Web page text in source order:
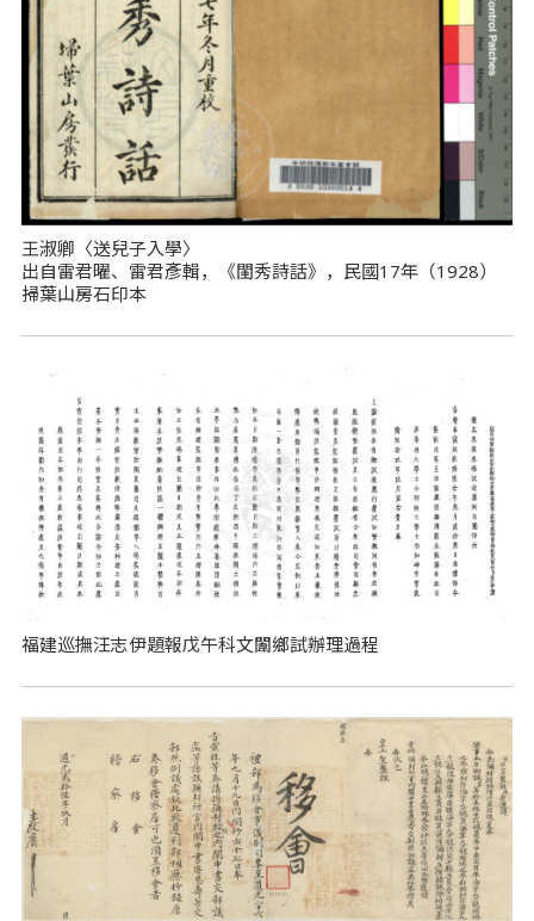
王淑卿〈送兒子入學〉
出自雷君曜、雷君彥輯，《閨秀詩話》，民國17年（1928）
掃葉山房石印本
福建巡撫汪志伊題報戊午科文闈鄉試辦理過程